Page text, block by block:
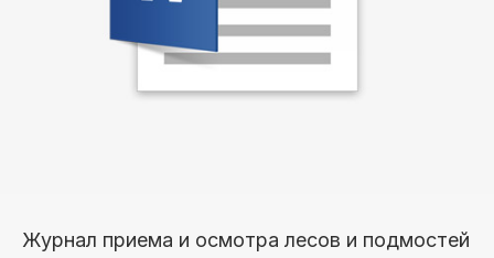
Журнал приема и осмотра лесов и подмостей